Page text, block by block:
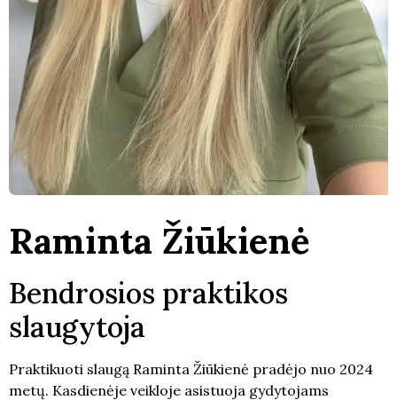
Raminta Žiūkienė
Bendrosios praktikos
slaugytoja
Praktikuoti slaugą Raminta Žiūkienė pradėjo nuo 2024
metų. Kasdienėje veikloje asistuoja gydytojams